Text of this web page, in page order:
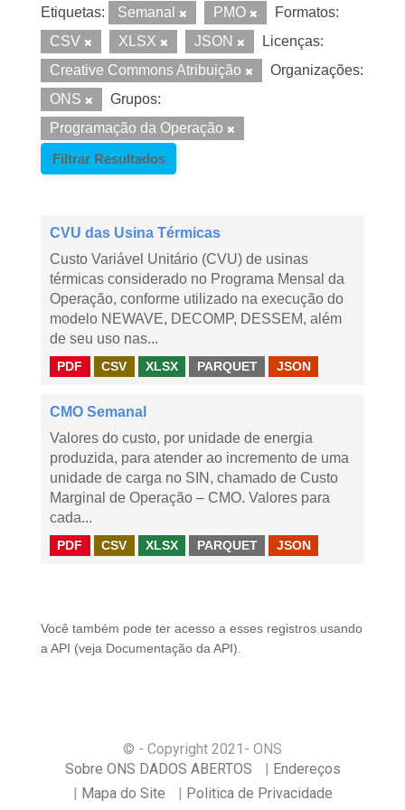
Etiquetas: Semanal PMO
Formatos:
CSV
XLSX JSON
Licenças:
Creative Commons Atribuição
Organizações:
ONS
Grupos:
Programação da Operação
Filtrar Resultados
CVU das Usina Térmicas
Custo Variável Unitário (CVU) de usinas
térmicas considerado no Programa Mensal da
Operação, conforme utilizado na execução do
modelo NEWAVE, DECOMP, DESSEM, além
de seu uso nas...
PDF CSV XLSX PARQUET JSON
CMO Semanal
Valores do custo, por unidade de energia
produzida, para atender ao incremento de uma
unidade de carga no SIN, chamado de Custo
Marginal de Operação – CMO. Valores para
cada...
PDF CSV XLSX PARQUET JSON
Você também pode ter acesso a esses registros usando
a API (veja Documentação da API ).
© - Copyright 2021 - ONS
Sobre ONS DADOS ABERTOS
Endereços
Mapa do Site
Politica de Privacidade